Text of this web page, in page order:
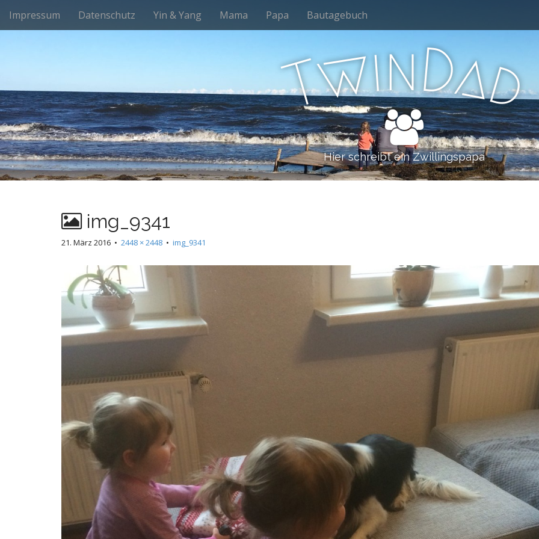
M
n
u
i
o
n
t
e
n
t
Impressum Datenschutz Yin & Yang Mama Papa Bautagebuch
TwinDad
Hier schreibt ein Zwillingspapa
img_9341
21. März 2016 • 2448 × 2448 • img_9341